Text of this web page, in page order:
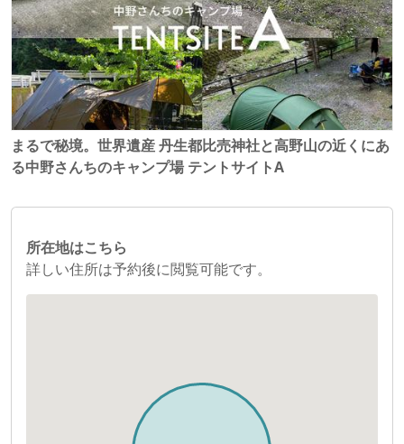
まるで秘境。世界遺産 丹生都比売神社と高野山の近くにあ
る中野さんちのキャンプ場 テントサイトA
所在地はこちら
詳しい住所は予約後に閲覧可能です。